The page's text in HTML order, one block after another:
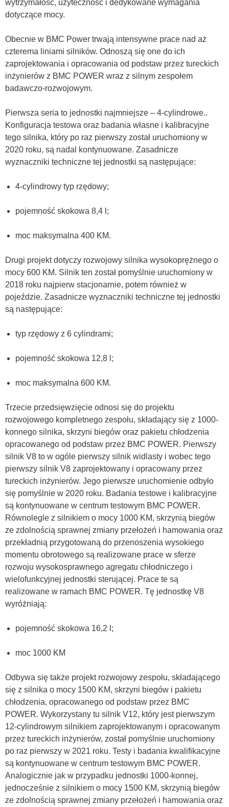
wytrzymałość, użyteczność i dedykowane wymagania
dotyczące mocy.
Obecnie w BMC Power trwają intensywne prace nad aż
czterema liniami silników. Odnoszą się one do ich
zaprojektowania i opracowania od podstaw przez tureckich
inżynierów z BMC POWER wraz z silnym zespołem
badawczo-rozwojowym.
Pierwsza seria to jednostki najmniejsze – 4-cylindrowe..
Konfiguracja testowa oraz badania własne i kalibracyjne
tego silnika, który po raz pierwszy został uruchomiony w
2020 roku, są nadal kontynuowane. Zasadnicze
wyznaczniki techniczne tej jednostki są następujące:
4-cylindrowy typ rzędowy;
pojemność skokowa 8,4 l;
moc maksymalna 400 KM.
Drugi projekt dotyczy rozwojowy silnika wysokoprężnego o
mocy 600 KM. Silnik ten został pomyślnie uruchomiony w
2018 roku najpierw stacjonarnie, potem również w
pojeździe. Zasadnicze wyznaczniki techniczne tej jednostki
są następujące:
typ rzędowy z 6 cylindrami;
pojemność skokowa 12,8 l;
moc maksymalna 600 KM.
Trzecie przedsięwzięcie odnosi się do projektu
rozwojowego kompletnego zespołu, składający się z 1000-
konnego silnika, skrzyni biegów oraz pakietu chłodzenia
opracowanego od podstaw przez BMC POWER. Pierwszy
silnik V8 to w ogóle pierwszy silnik widlasty i wobec tego
pierwszy silnik V8 zaprojektowany i opracowany przez
tureckich inżynierów. Jego pierwsze uruchomienie odbyło
się pomyślnie w 2020 roku. Badania testowe i kalibracyjne
są kontynuowane w centrum testowym BMC POWER.
Równolegle z silnikiem o mocy 1000 KM, skrzynią biegów
ze zdolnością sprawnej zmiany przełożeń i hamowania oraz
przekładnią przygotowaną do przenoszenia wysokiego
momentu obrotowego są realizowane prace w sferze
rozwoju wysokosprawnego agregatu chłodniczego i
wielofunkcyjnej jednostki sterującej. Prace te są
realizowane w ramach BMC POWER. Tę jednostkę V8
wyróżniają:
pojemność skokowa 16,2 l;
moc 1000 KM
Odbywa się także projekt rozwojowy zespołu, składającego
się z silnika o mocy 1500 KM, skrzyni biegów i pakietu
chłodzenia, opracowanego od podstaw przez BMC
POWER. Wykorzystany tu silnik V12, który jest pierwszym
12-cylindrowym silnikiem zaprojektowanym i opracowanym
przez tureckich inżynierów, został pomyślnie uruchomiony
po raz pierwszy w 2021 roku. Testy i badania kwalifikacyjne
są kontynuowane w centrum testowym BMC POWER.
Analogicznie jak w przypadku jednostki 1000-konnej,
jednocześnie z silnikiem o mocy 1500 KM, skrzynią biegów
ze zdolnością sprawnej zmiany przełożeń i hamowania oraz